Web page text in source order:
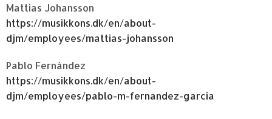
Mattias Johansson
https://musikkons.dk/en/about-
djm/employees/mattias-johansson
Pablo Fernández
https://musikkons.dk/en/about-
djm/employees/pablo-m-fernandez-garcia